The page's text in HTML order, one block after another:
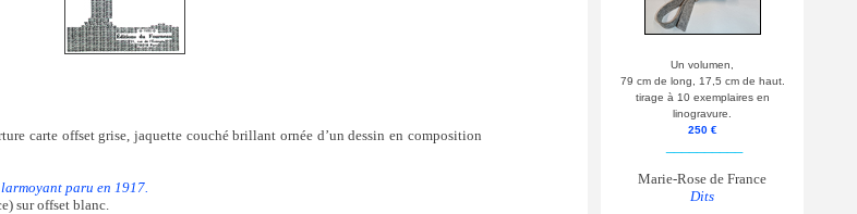
carte offset grise, jaquette couché brillant ornée d’un dessin en composition
paru en 1917.
sur offset blanc.
Un volumen,
79 cm de long, 17,5 cm de haut.
tirage à 10 exemplaires en
linogravure.
250 €
Marie-Rose de France
Dits